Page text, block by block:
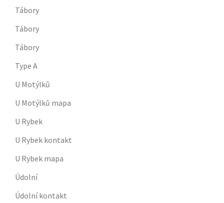
Tábory
Tábory
Tábory
Type A
U Motýlků
U Motýlků mapa
U Rybek
U Rybek kontakt
U Rybek mapa
Údolní
Údolní kontakt